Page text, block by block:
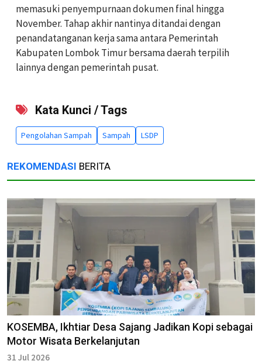
memasuki penyempurnaan dokumen final hingga
November. Tahap akhir nantinya ditandai dengan
penandatanganan kerja sama antara Pemerintah
Kabupaten Lombok Timur bersama daerah terpilih
lainnya dengan pemerintah pusat.
Kata Kunci / Tags
Pengolahan Sampah Sampah LSDP
REKOMENDASI BERITA
KOSEMBA, Ikhtiar Desa Sajang Jadikan Kopi sebagai
Motor Wisata Berkelanjutan
31 Jul 2026